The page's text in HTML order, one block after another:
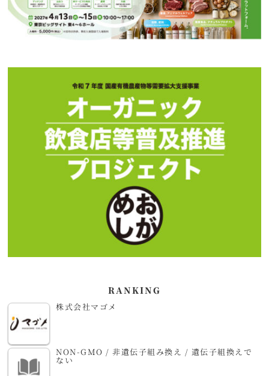
RANKING
株式会社マゴメ
NON-GMO / 非遺伝子組み換え / 遺伝子組換えで
ない